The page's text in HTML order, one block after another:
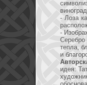
- Лоза
-
Серебро
тепла,
и
идея: